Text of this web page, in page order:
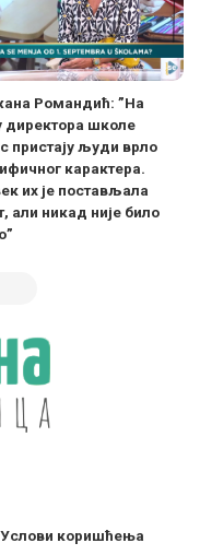
Романдић: ”На
директора школе
пристају људи врло
карактера.
их је постављала
али никад није било
Услови коришћења